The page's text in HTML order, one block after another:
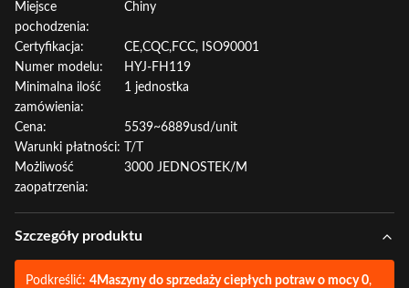
Miejsce
pochodzenia:
Chiny
Certyfikacja:
CE,CQC,FCC, ISO90001
Numer modelu:
HYJ-FH119
Minimalna ilość
zamówienia:
1 jednostka
Cena:
5539~6889usd/unit
Warunki płatności:
T/T
Możliwość
zaopatrzenia:
3000 JEDNOSTEK/M
Szczegóły produktu
Podkreślić: 4Maszyny do sprzedaży ciepłych potraw o mocy 0,